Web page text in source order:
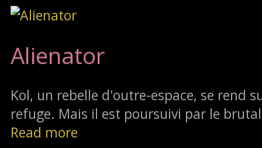
Alienator
Kol, un rebelle d'outre-espace, se rend
refuge. Mais il est poursuivi par le
Read more